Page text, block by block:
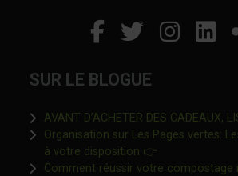
Facebook
Ce lienTwitter
Ce lien
Ce
SUR LE BLOGUE
AVANT D’ACHETER DES CADEAUX,
Organisation sur Les Pages vertes:
à votre disposition 👉Ce lien
Comment réussir votre compostage